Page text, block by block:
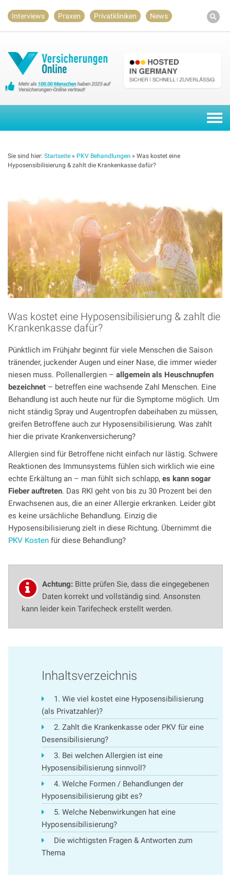
content
Interviews Praxen Privatkliniken News
Sie sind hier: Startseite » PKV Behandlungen » Was kostet eine
Hyposensibilisierung & zahlt die Krankenkasse dafür?
Was kostet eine Hyposensibilisierung & zahlt die
Krankenkasse dafür?
Pünktlich im Frühjahr beginnt für viele Menschen die Saison
tränender, juckender Augen und einer Nase, die immer wieder
niesen muss. Pollenallergien – allgemein als Heuschnupfen
bezeichnet– betreffen eine wachsende Zahl Menschen. Eine
Behandlung ist auch heute nur für die Symptome möglich. Um
nicht ständig Spray und Augentropfen dabeihaben zu müssen,
greifen Betroffene auch zur Hyposensibilisierung. Was zahlt
hier die private Krankenversicherung?
Allergien sind für Betroffene nicht einfach nur lästig. Schwere
Reaktionen des Immunsystems fühlen sich wirklich wie eine
echte Erkältung an – man fühlt sich schlapp, es kann sogar
Fieber auftreten. Das RKI geht von bis zu 30 Prozent bei den
Erwachsenen aus, die an einer Allergie erkranken. Leider gibt
es keine ursächliche Behandlung. Einzig die
Hyposensibilisierung zielt in diese Richtung. Übernimmt die
PKV Kostenfür diese Behandlung?
Achtung:Bitte prüfen Sie, dass die eingegebenen
Daten korrekt und vollständig sind. Ansonsten
kann leider kein Tarifecheck erstellt werden.
Inhaltsverzeichnis
1. Wie viel kostet eine Hyposensibilisierung
(als Privatzahler)?
2. Zahlt die Krankenkasse oder PKV für eine
Desensibilisierung?
3. Bei welchen Allergien ist eine
Hyposensibilisierung sinnvoll?
4. Welche Formen / Behandlungen der
Hyposensibilisierung gibt es?
5. Welche Nebenwirkungen hat eine
Hyposensibilisierung?
Die wichtigsten Fragen & Antworten zum
Thema